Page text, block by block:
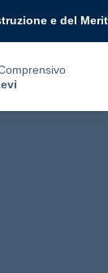
e del